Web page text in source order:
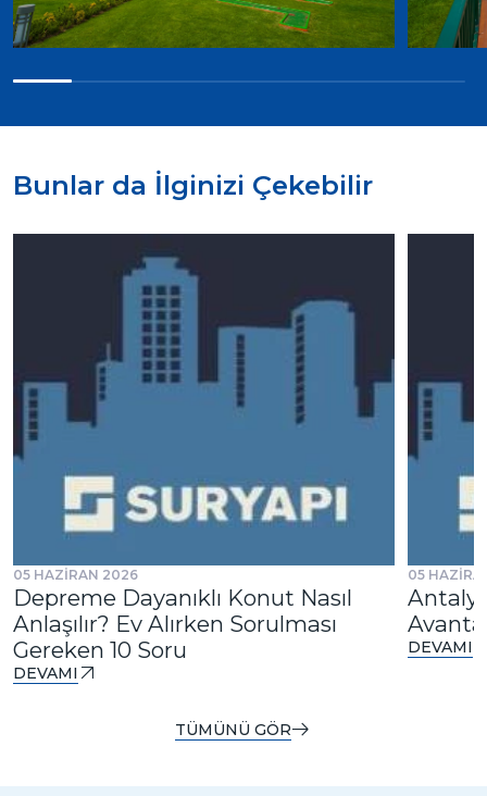
Bunlar da İlginizi Çekebilir
05 HAZİRAN 2026
Depreme Dayanıklı Konut Nasıl
Anlaşılır? Ev Alırken Sorulması
Gereken 10 Soru
DEVAMI
05
DEVAMI
TÜMÜNÜ GÖR